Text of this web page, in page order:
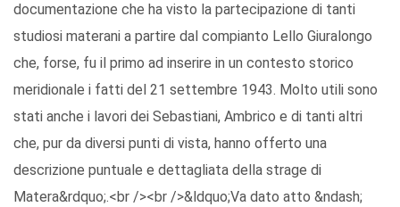
documentazione che ha visto la partecipazione di tanti
studiosi materani a partire dal compianto Lello Giuralongo
che, forse, fu il primo ad inserire in un contesto storico
meridionale i fatti del 21 settembre 1943. Molto utili sono
stati anche i lavori dei Sebastiani, Ambrico e di tanti altri
che, pur da diversi punti di vista, hanno offerto una
descrizione puntuale e dettagliata della strage di
Matera&rdquo;.<br /><br />&ldquo;Va dato atto &ndash;